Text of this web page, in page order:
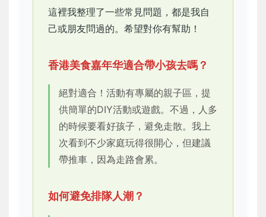
這裡我整理了一些常見問題，都是我自
己或朋友問過的。希望對你有幫助！
香港美食嘉年华適合帶小孩去嗎？
絕對適合！活動有專屬的親子區，提
供簡單的DIY活動或遊戲。不過，人多
的時候要看好孩子，避免走散。我上
次看到不少家庭玩得很開心，但建議
帶推車，因為走路會累。
如何避免排隊人潮？